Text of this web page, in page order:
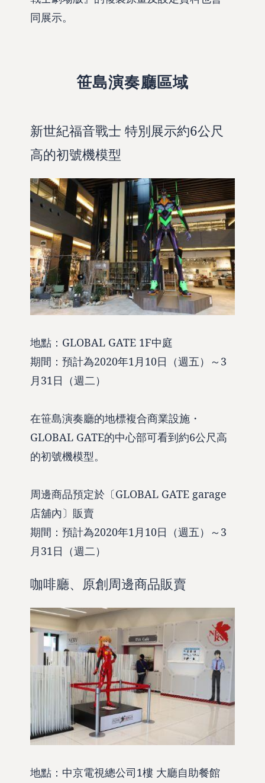
同展示。
笹島演奏廳區域
新世紀福音戰士 特別展示約6公尺
高的初號機模型
地點：GLOBAL GATE 1F中庭
期間：預計為2020年1月10日（週五）～3
月31日（週二）
在笹島演奏廳的地標複合商業設施・
GLOBAL GATE的中心部可看到約6公尺高
的初號機模型。
周邊商品預定於〔GLOBAL GATE garage
店舖內〕販賣
期間：預計為2020年1月10日（週五）～3
月31日（週二）
咖啡廳、原創周邊商品販賣
地點：中京電視總公司1樓 大廳自助餐館